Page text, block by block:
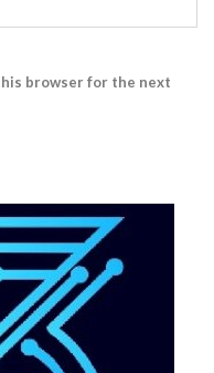
browser for the next